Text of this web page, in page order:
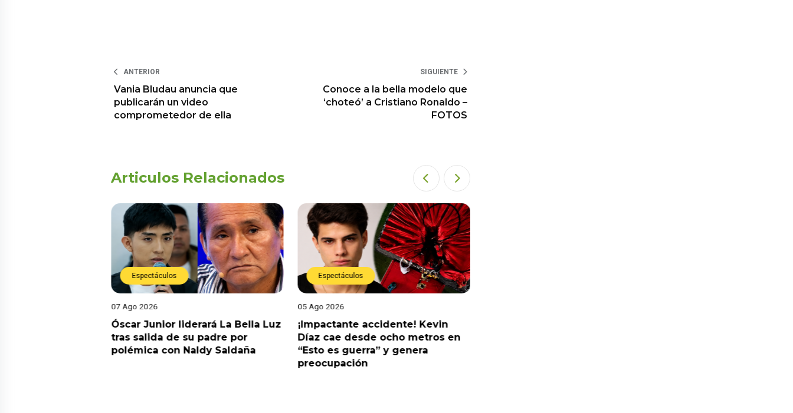
ANTERIOR
Vania Bludau anuncia que
publicarán un video
comprometedor de ella
SIGUIENTE
Conoce a la bella modelo que
‘choteó’ a Cristiano Ronaldo –
FOTOS
Articulos Relacionados
Espectáculos
07 Ago 2026
Óscar Junior liderará La Bella Luz
tras salida de su padre por
polémica con Naldy Saldaña
Espectáculos
05 Ago 2026
¡Impactante accidente! Kevin
Díaz cae desde ocho metros en
“Esto es guerra” y genera
preocupación